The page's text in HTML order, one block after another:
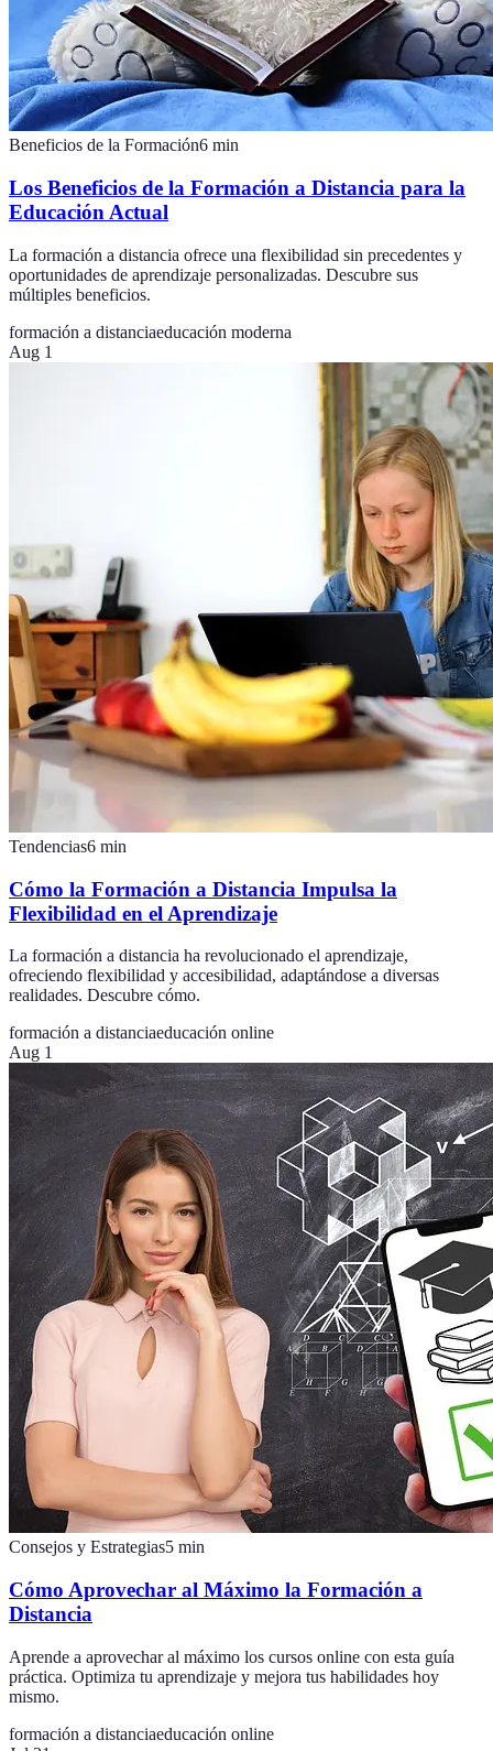
Beneficios de la Formación6 min
Los Beneficios de la Formación a Distancia para la
Educación Actual
La formación a distancia ofrece una flexibilidad sin precedentes y
oportunidades de aprendizaje personalizadas. Descubre sus
múltiples beneficios.
formación a distanciaeducación moderna
Aug 1
Tendencias6 min
Cómo la Formación a Distancia Impulsa la
Flexibilidad en el Aprendizaje
La formación a distancia ha revolucionado el aprendizaje,
ofreciendo flexibilidad y accesibilidad, adaptándose a diversas
realidades. Descubre cómo.
formación a distanciaeducación online
Aug 1
Consejos y Estrategias5 min
Cómo Aprovechar al Máximo la Formación a
Distancia
Aprende a aprovechar al máximo los cursos online con esta guía
práctica. Optimiza tu aprendizaje y mejora tus habilidades hoy
mismo.
formación a distanciaeducación online